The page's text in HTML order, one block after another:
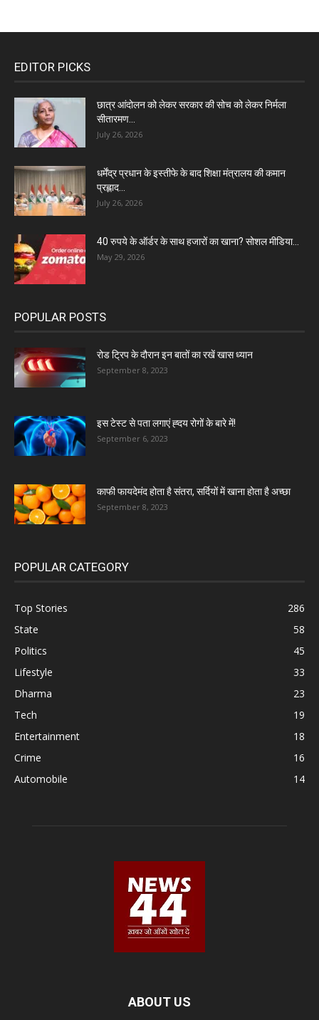
EDITOR PICKS
छात्र आंदोलन को लेकर सरकार की सोच को लेकर निर्मला
सीतारमण...
July 26, 2026
धर्मेंद्र प्रधान के इस्तीफे के बाद शिक्षा मंत्रालय की कमान
प्रह्लाद...
July 26, 2026
40 रुपये के ऑर्डर के साथ हजारों का खाना? सोशल मीडिया...
May 29, 2026
POPULAR POSTS
रोड ट्रिप के दौरान इन बातों का रखें खास ध्यान
September 8, 2023
इस टेस्ट से पता लगाएं ह्दय रोगों के बारे में!
September 6, 2023
काफी फायदेमंद होता है संतरा, सर्दियों में खाना होता है अच्छा
September 8, 2023
POPULAR CATEGORY
Top Stories
286
State
58
Politics
45
Lifestyle
33
Dharma
23
Tech
19
Entertainment
18
Crime
16
Automobile
14
ABOUT US